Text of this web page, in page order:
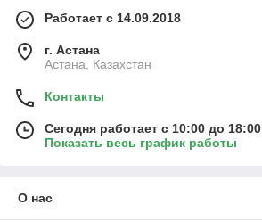
Работает с 14.09.2018
г. Астана
Астана, Казахстан
Контакты
Сегодня работает с 10:00 до 18:00
Показать весь график работы
О нас